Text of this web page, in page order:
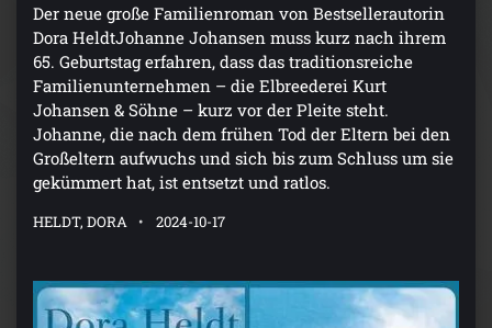
Der neue große Familienroman von Bestsellerautorin
Dora HeldtJohanne Johansen muss kurz nach ihrem
65. Geburtstag erfahren, dass das traditionsreiche
Familienunternehmen – die Elbreederei Kurt
Johansen & Söhne – kurz vor der Pleite steht.
Johanne, die nach dem frühen Tod der Eltern bei den
Großeltern aufwuchs und sich bis zum Schluss um sie
gekümmert hat, ist entsetzt und ratlos.
HELDT, DORA 2024-10-17